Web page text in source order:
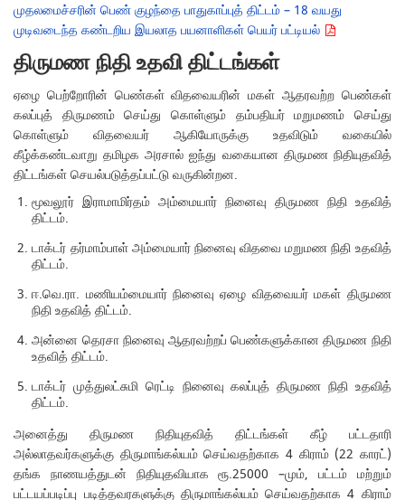
முதலமைச்சரின் பெண் குழந்தை பாதுகாப்புத் திட்டம் – 18 வயது
முடிவடைந்த கண்டறிய இயலாத பயனாளிகள் பெயர் பட்டியல்
திருமண நிதி உதவி திட்டங்கள்
ஏழை பெற்றோரின் பெண்கள் விதவையரின் மகள் ஆதரவற்ற பெண்கள்
கலப்புத் திருமணம் செய்து கொள்ளும் தம்பதியர் மறுமணம் செய்து
கொள்ளும் விதவையர் ஆகியோருக்கு உதவிடும் வகையில்
கீழ்க்கண்டவாறு தமிழக அரசால் ஐந்து வகையான திருமண நிதியுதவித்
திட்டங்கள் செயல்படுத்தப்பட்டு வருகின்றன.
மூவலூர் இராமாமிர்தம் அம்மையார் நினைவு திருமண நிதி உதவித்
திட்டம்.
டாக்டர் தர்மாம்பாள் அம்மையார் நினைவு விதவை மறுமண நிதி உதவித்
திட்டம்.
ஈ.வெ.ரா. மணியம்மையார் நினைவு ஏழை விதவையர் மகள் திருமண
நிதி உதவித் திட்டம்.
அன்னை தெரசா நினைவு ஆதரவற்றப் பெண்களுக்கான திருமண நிதி
உதவித் திட்டம்.
டாக்டர் முத்துலட்சுமி ரெட்டி நினைவு கலப்புத் திருமண நிதி உதவித்
திட்டம்.
அனைத்து திருமண நிதியுதவித் திட்டங்கள் கீழ் பட்டதாரி
அல்லாதவர்களுக்கு திருமாங்கல்யம் செய்வதற்காக 4 கிராம் (22 காரட்)
தங்க நாணயத்துடன் நிதியுதவியாக ரூ.25000 –மும், பட்டம் மற்றும்
பட்டயப்படிப்பு படித்தவரகளுக்கு திருமாங்கல்யம் செய்வதற்காக 4 கிராம்